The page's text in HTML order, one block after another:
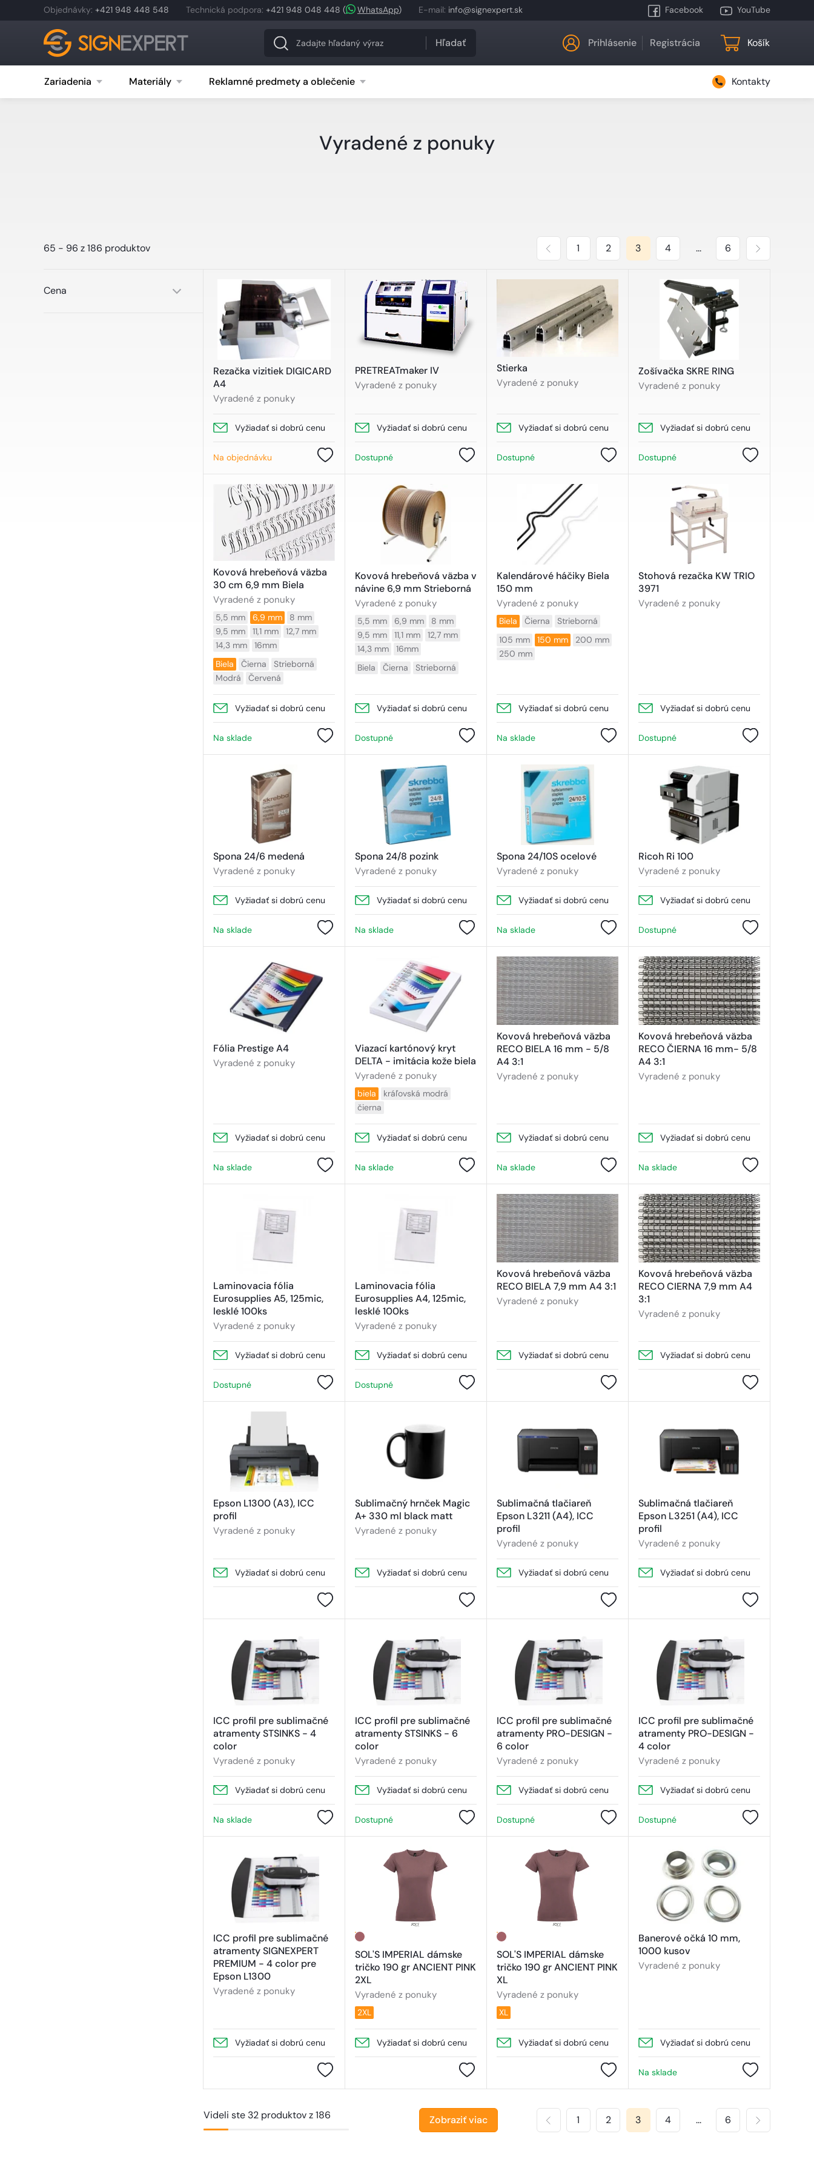
Objednávky: +421 948 448 548 Technická podpora: +421 948 048 448 ( WhatsApp) E-mail: info@signexpert.sk Facebook YouTube
Hľadať Prihlásenie Registrácia Košík
Zariadenia Materiály Reklamné predmety a oblečenie Kontakty
Vyradené z ponuky
65 - 96 z 186 produktov 1 2 3 4 ... 6
Cena
Rezačka vizitiek DIGICARD
A4
Vyradené z ponuky
Vyžiadať si dobrú cenu
Na objednávku
PRETREATmaker IV
Vyradené z ponuky
Vyžiadať si dobrú cenu
Dostupné
Stierka
Vyradené z ponuky
Vyžiadať si dobrú cenu
Dostupné
Zošívačka SKRE RING
Vyradené z ponuky
Vyžiadať si dobrú cenu
Dostupné
Kovová hrebeňová väzba
30 cm 6,9 mm Biela
Vyradené z ponuky
5,5 mm 6,9 mm
8 mm
9,5 mm
11,1 mm
12,7 mm
14,3 mm
16mm
Biela
Čierna
Strieborná
Modrá
Červená
Vyžiadať si dobrú cenu
Na sklade
Kovová hrebeňová väzba v
návine 6,9 mm Strieborná
Vyradené z ponuky
5,5 mm 6,9 mm
8 mm
9,5 mm
11,1 mm
12,7 mm
14,3 mm
16mm
Biela
Čierna Strieborná
Vyžiadať si dobrú cenu
Dostupné
Kalendárové háčiky Biela
150 mm
Vyradené z ponuky
Biela Čierna
Strieborná
105 mm
150 mm
200 mm
250 mm
Vyžiadať si dobrú cenu
Na sklade
Stohová rezačka KW TRIO
3971
Vyradené z ponuky
Vyžiadať si dobrú cenu
Dostupné
Spona 24/6 medená
Vyradené z ponuky
Vyžiadať si dobrú cenu
Na sklade
Spona 24/8 pozink
Vyradené z ponuky
Vyžiadať si dobrú cenu
Na sklade
Spona 24/10S ocelové
Vyradené z ponuky
Vyžiadať si dobrú cenu
Na sklade
Ricoh Ri 100
Vyradené z ponuky
Vyžiadať si dobrú cenu
Dostupné
Fólia Prestige A4
Vyradené z ponuky
Vyžiadať si dobrú cenu
Na sklade
Viazací kartónový kryt
DELTA - imitácia kože biela
Vyradené z ponuky
biela
kráľovská modrá
čierna
Vyžiadať si dobrú cenu
Na sklade
Kovová hrebeňová väzba
RECO BIELA 16 mm - 5/8
A4 3:1
Vyradené z ponuky
Vyžiadať si dobrú cenu
Na sklade
Kovová hrebeňová väzba
RECO ČIERNA 16 mm- 5/8
A4 3:1
Vyradené z ponuky
Vyžiadať si dobrú cenu
Na sklade
Laminovacia fólia
Eurosupplies A5, 125mic,
lesklé 100ks
Vyradené z ponuky
Vyžiadať si dobrú cenu
Dostupné
Laminovacia fólia
Eurosupplies A4, 125mic,
lesklé 100ks
Vyradené z ponuky
Vyžiadať si dobrú cenu
Dostupné
Kovová hrebeňová väzba
RECO BIELA 7,9 mm A4 3:1
Vyradené z ponuky
Vyžiadať si dobrú cenu
Kovová hrebeňová väzba
RECO CIERNA 7,9 mm A4
3:1
Vyradené z ponuky
Vyžiadať si dobrú cenu
Epson L1300 (A3), ICC
profil
Vyradené z ponuky
Vyžiadať si dobrú cenu
Sublimačný hrnček Magic
A+ 330 ml black matt
Vyradené z ponuky
Vyžiadať si dobrú cenu
Sublimačná tlačiareň
Epson L3211 (A4), ICC
profil
Vyradené z ponuky
Vyžiadať si dobrú cenu
Sublimačná tlačiareň
Epson L3251 (A4), ICC
profil
Vyradené z ponuky
Vyžiadať si dobrú cenu
ICC profil pre sublimačné
atramenty STSINKS - 4
color
Vyradené z ponuky
Vyžiadať si dobrú cenu
Na sklade
ICC profil pre sublimačné
atramenty STSINKS - 6
color
Vyradené z ponuky
Vyžiadať si dobrú cenu
Dostupné
ICC profil pre sublimačné
atramenty PRO-DESIGN -
6 color
Vyradené z ponuky
Vyžiadať si dobrú cenu
Dostupné
ICC profil pre sublimačné
atramenty PRO-DESIGN -
4 color
Vyradené z ponuky
Vyžiadať si dobrú cenu
Dostupné
ICC profil pre sublimačné
atramenty SIGNEXPERT
PREMIUM - 4 color pre
Epson L1300
Vyradené z ponuky
Vyžiadať si dobrú cenu
SOL'S IMPERIAL dámske
tričko 190 gr ANCIENT PINK
2XL
Vyradené z ponuky
2XL
Vyžiadať si dobrú cenu
SOL'S IMPERIAL dámske
tričko 190 gr ANCIENT PINK
XL
Vyradené z ponuky
XL
Vyžiadať si dobrú cenu
Banerové očká 10 mm,
1000 kusov
Vyradené z ponuky
Vyžiadať si dobrú cenu
Na sklade
Videli ste 32 produktov z 186 Zobraziť viac 1 2 3 4 ... 6